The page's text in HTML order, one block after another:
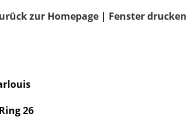
zur Homepage | Fenster drucken
26